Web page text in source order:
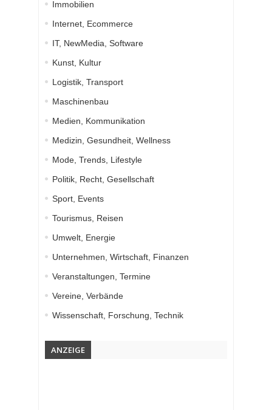
Immobilien
Internet, Ecommerce
IT, NewMedia, Software
Kunst, Kultur
Logistik, Transport
Maschinenbau
Medien, Kommunikation
Medizin, Gesundheit, Wellness
Mode, Trends, Lifestyle
Politik, Recht, Gesellschaft
Sport, Events
Tourismus, Reisen
Umwelt, Energie
Unternehmen, Wirtschaft, Finanzen
Veranstaltungen, Termine
Vereine, Verbände
Wissenschaft, Forschung, Technik
ANZEIGE